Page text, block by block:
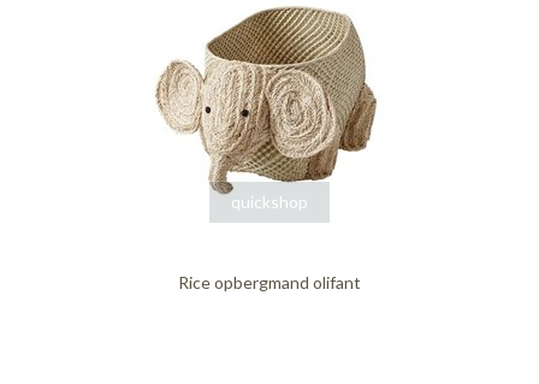
quickshop
Rice opbergmand olifant